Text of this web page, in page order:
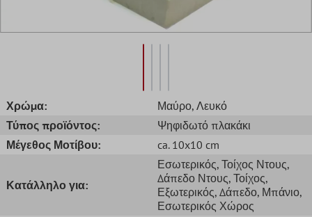
Χρώμα: Μαύρο, Λευκό
Τύπος προϊόντος:
Ψηφιδωτό πλακάκι
Μέγεθος Μοτίβου:
ca. 10x10 cm
Κατάλληλο για:
Εσωτερικός, Τοίχος Ντους,
Δάπεδο Ντους, Τοίχος,
Εξωτερικός, Δάπεδο, Μπάνιο,
Εσωτερικός Χώρος